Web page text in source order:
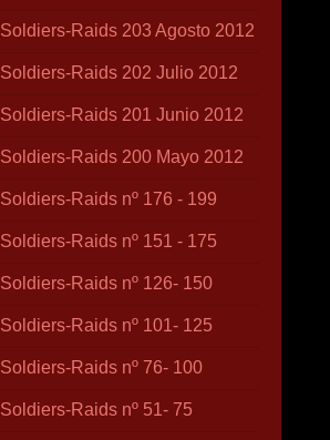
Soldiers-Raids 203 Agosto 2012
Soldiers-Raids 202 Julio 2012
Soldiers-Raids 201 Junio 2012
Soldiers-Raids 200 Mayo 2012
Soldiers-Raids nº 176 - 199
Soldiers-Raids nº 151 - 175
Soldiers-Raids nº 126- 150
Soldiers-Raids nº 101- 125
Soldiers-Raids nº 76- 100
Soldiers-Raids nº 51- 75